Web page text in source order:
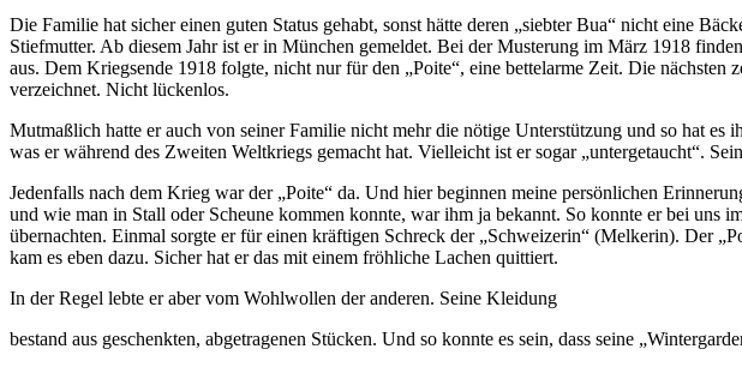
Die Familie hat sicher einen guten Status gehabt, sonst hätte deren „sieb­ter Bua“ nicht eine
Stiefmutter. Ab diesem Jahr ist er in München gemeldet. Bei der Musterung im März 1918
aus. Dem Kriegsende 1918 folgte, nicht nur für den „Poite“, eine bettelarme Zeit. Die
verzeichnet. Nicht lückenlos.
Mutmaßlich hatte er auch von seiner Familie nicht mehr die nötige Unter­stützung und so hat es
was er während des Zweiten Weltkriegs gemacht hat. Vielleicht ist er sogar „un­tergetaucht“.
Jedenfalls nach dem Krieg war der „Poite“ da. Und hier beginnen meine persönlichen
und wie man in Stall oder Scheune kommen konnte, war ihm ja bekannt. So konnte er bei uns
übernachten. Einmal sorgte er für einen kräftigen Schreck der „Schweizerin“ (Melkerin). Der
kam es eben dazu. Sicher hat er das mit einem fröhliche Lachen quittiert.
In der Regel lebte er aber vom Wohlwollen der anderen. Seine Kleidung
bestand aus geschenkten, abgetragenen Stücken. Und so konnte es sein, dass seine